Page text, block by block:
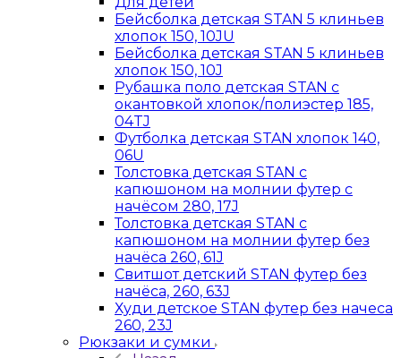
Бейсболка детская STAN 5 клиньев
хлопок 150, 10JU
Бейсболка детская STAN 5 клиньев
хлопок 150, 10J
Рубашка поло детская STAN с
окантовкой хлопок/полиэстер 185,
04TJ
Футболка детская STAN хлопок 140,
06U
Толстовка детская STAN с
капюшоном на молнии футер с
начёсом 280, 17J
Толстовка детская STAN с
капюшоном на молнии футер без
начёса 260, 61J
Свитшот детский STAN футер без
начёса, 260, 63J
Худи детское STAN футер без начеса
260, 23J
Рюкзаки и сумки